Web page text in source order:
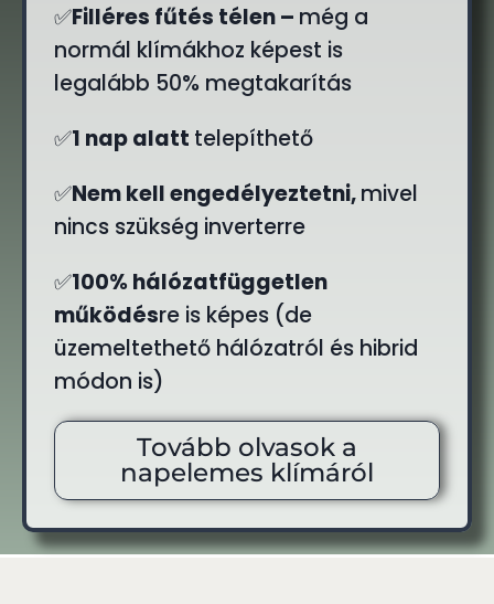
✅Filléres fűtés télen – még a
normál klímákhoz képest is
legalább 50% megtakarítás
✅1 nap alatt telepíthető
✅Nem kell engedélyeztetni,mivel
nincs szükség inverterre
✅100% hálózatfüggetlen
működésre is képes (de
üzemeltethető hálózatról és hibrid
módon is)
Tovább olvasok a
napelemes klímáról